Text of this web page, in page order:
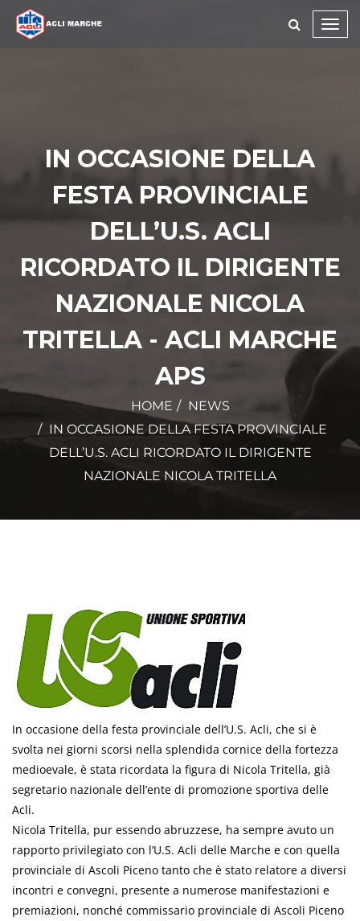
IN OCCASIONE DELLA
FESTA PROVINCIALE
DELL’U.S. ACLI
RICORDATO IL DIRIGENTE
NAZIONALE NICOLA
TRITELLA - ACLI MARCHE
APS
HOME
NEWS
IN OCCASIONE DELLA FESTA PROVINCIALE
DELL’U.S. ACLI RICORDATO IL DIRIGENTE
NAZIONALE NICOLA TRITELLA
In occasione della festa provinciale dell’U.S. Acli, che si è
svolta nei giorni scorsi nella splendida cornice della fortezza
medioevale, è stata ricordata la figura di Nicola Tritella, già
segretario nazionale dell’ente di promozione sportiva delle
Acli.
Nicola Tritella, pur essendo abruzzese, ha sempre avuto un
rapporto privilegiato con l’U.S. Acli delle Marche e con quella
provinciale di Ascoli Piceno tanto che è stato relatore a diversi
incontri e convegni, presente a numerose manifestazioni e
premiazioni, nonché commissario provinciale di Ascoli Piceno